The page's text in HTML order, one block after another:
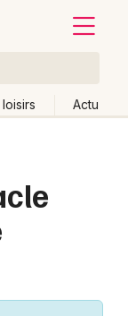
Actu
Effacer les dates